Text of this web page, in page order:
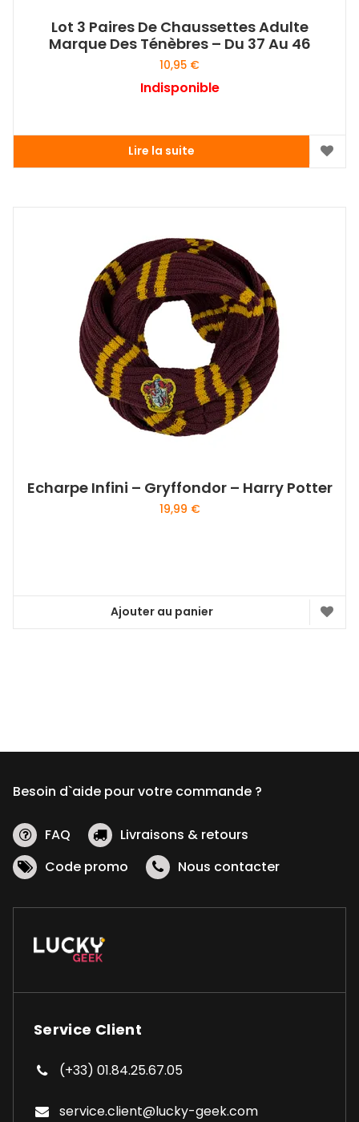
Lot 3 Paires De Chaussettes Adulte
Marque Des Ténèbres – Du 37 Au 46
10,95 €
Indisponible
Lire la suite
Echarpe Infini – Gryffondor – Harry Potter
19,99 €
Ajouter au panier
Besoin d`aide pour votre commande ?
FAQ
Livraisons & retours
Code promo
Nous contacter
Service Client
(+33) 01.84.25.67.05
service.client@lucky-geek.com